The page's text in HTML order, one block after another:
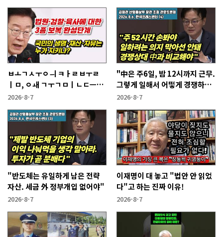
ㅂㅗㄱㅅㅜㅇㅢ ㅋㅏㄹㅂㅜㄹ
ㅣㅁ, ㅇㅙ ㄱㅜㄱㅁㅣㄴㄷㅡㄹ
ㅇㅣ ㄷㅏㅇㅎㅐㅇㅑ ㅎㅏㄴㅏ?
2026-8-7
"中은 주6일, 밤 12시까지 근무.
그렇게 일해서 어떻게 경쟁하냐
반문하더라"
2026-8-7
"반도체는 유일하게 남은 전략
자산. 세금 外 정부개입 없어야"
2026-8-7
이재명이 대 놓고 "법안 안 읽었
다"고 하는 진짜 이유!
2026-8-7